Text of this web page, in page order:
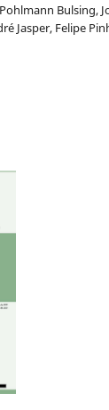
Bulsing,
Jasper, Felipe